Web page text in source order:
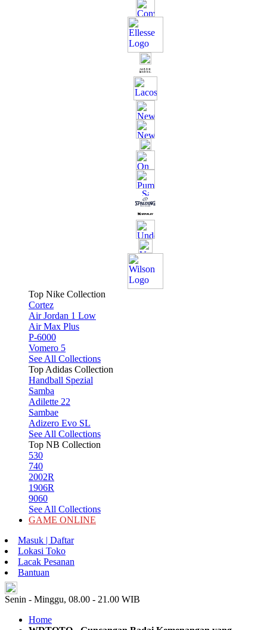
Top Nike Collection
Cortez
Air Jordan 1 Low
Air Max Plus
P-6000
Vomero 5
See All Collections
Top Adidas Collection
Handball Spezial
Samba
Adilette 22
Sambae
Adizero Evo SL
See All Collections
Top NB Collection
530
740
2002R
1906R
9060
See All Collections
GAME ONLINE
Masuk | Daftar
Lokasi Toko
Lacak Pesanan
Bantuan
Senin - Minggu, 08.00 - 21.00 WIB
Home